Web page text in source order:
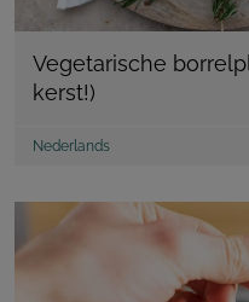
Vegetarische
kerst!)
Nederlands